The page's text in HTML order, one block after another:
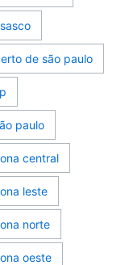
de são paulo
paulo
central
leste
norte
oeste